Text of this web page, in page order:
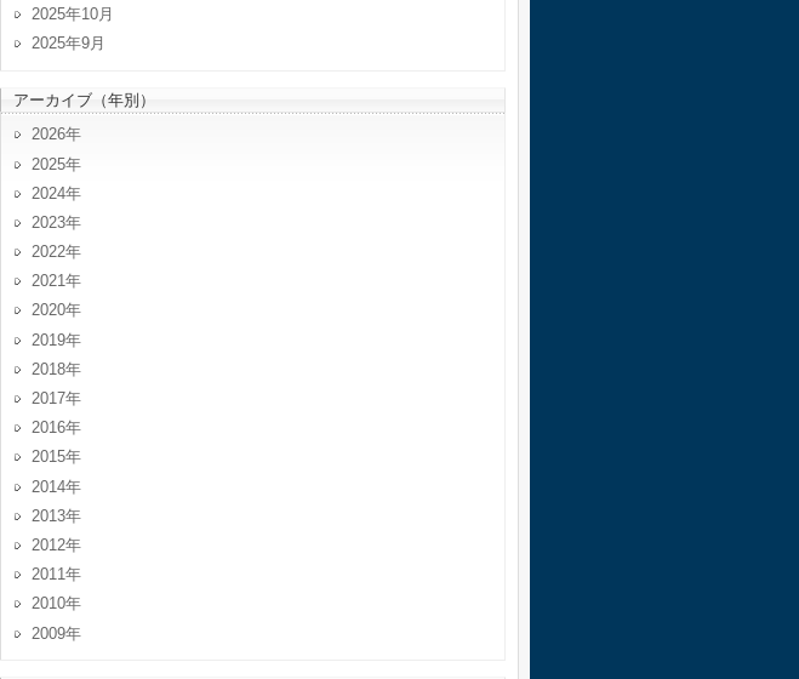
2025年10月
2025年9月
アーカイブ（年別）
2026
2025
2024
2023
2022
2021
2020
2019
2018
2017
2016
2015
2014
2013
2012
2011
2010
2009